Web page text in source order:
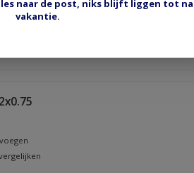
naar de post, niks blijft liggen tot
vakantie.